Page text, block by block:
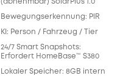
(abnehmbar) SolarPlus 1.0
Bewegungserkennung: PIR
KI: Person / Fahrzeug / Tier
24/7 Smart Snapshots:
Erfordert HomeBase™ S380
Lokaler Speicher: 8GB intern